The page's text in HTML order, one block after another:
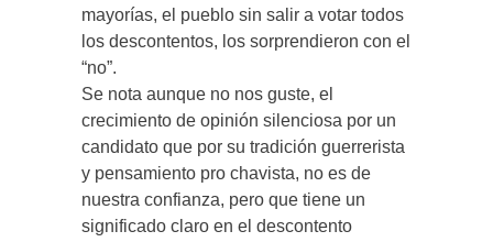
mayorías, el pueblo sin salir a votar todos
los descontentos, los sorprendieron con el
“no”.
Se nota aunque no nos guste, el
crecimiento de opinión silenciosa por un
candidato que por su tradición guerrerista
y pensamiento pro chavista, no es de
nuestra confianza, pero que tiene un
significado claro en el descontento